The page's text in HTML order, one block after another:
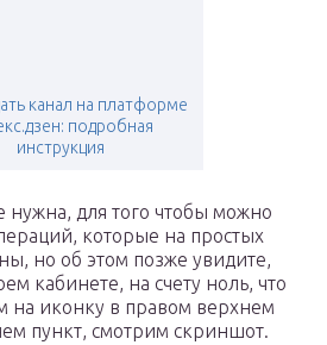
канал на платформе
подробная
инструкция
нужна, для того чтобы можно
которые на простых
но об этом позже увидите,
кабинете, на счету ноль, что
на иконку в правом верхнем
пункт, смотрим скриншот.